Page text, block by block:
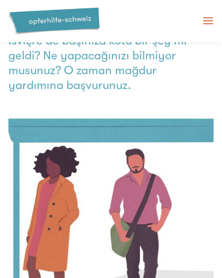
İsviçre mağdur yardımı
İsviçre'de başınıza kötü bir şey mi
geldi? Ne yapacağınızı bilmiyor
musunuz? O zaman mağdur
yardımına başvurunuz.